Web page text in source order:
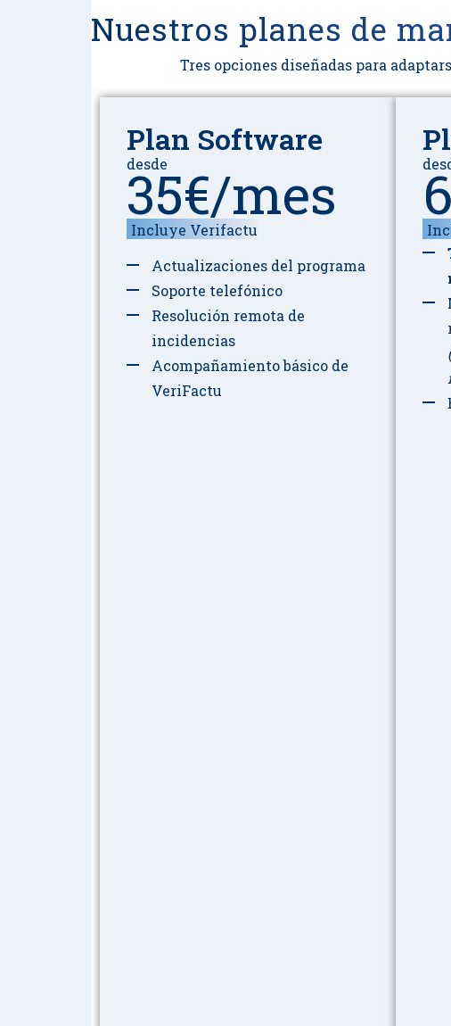
Nuestros planes de
Tres opciones diseñadas para
Plan Software
desde
35€/mes
Incluye Verifactu
Actualizaciones del programa
Soporte telefónico
Resolución remota de
incidencias
Acompañamiento básico de
VeriFactu